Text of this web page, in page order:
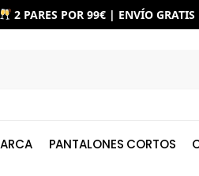
2 PARES POR 99€ | ENVÍO GRATIS
PANTALONES CORTOS